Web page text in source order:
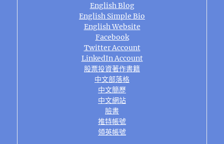
English Blog
English Simple Bio
English Website
Facebook
Twitter Account
LinkedIn Account
股票投資著作書籍
中文部落格
中文簡歷
中文網站
臉書
推特帳號
領英帳號